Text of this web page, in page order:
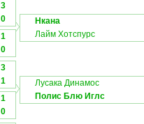
3
0
1
0
Нкана
Лайм Хотспурс
3
1
1
0
Лусака Динамос
Полис Блю Иглс